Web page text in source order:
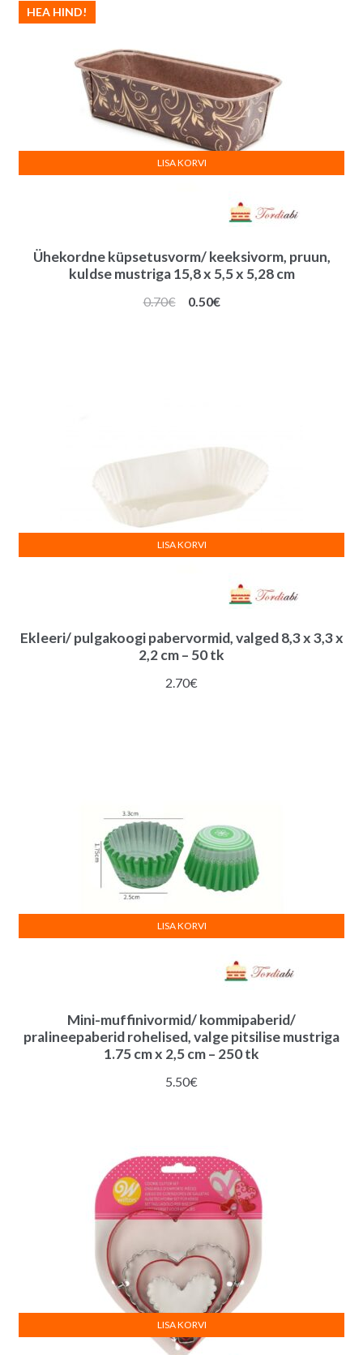
Ühekordne küpsetusvorm/ keeksivorm, pruun,
kuldse mustriga 15,8 x 5,5 x 5,28 cm
HEA HIND!
0.70€
Algne
0.50€Praegune
LISA KORVI
Ekleeri/ pulgakoogi pabervormid, valged 8,3 x 3,3 x
2,2 cm – 50 tk
2.70€
LISA KORVI
Mini-muffinivormid/ kommipaberid/
pralineepaberid rohelised, valge pitsilise mustriga
1.75 cm x 2,5 cm – 250 tk
5.50€
LISA KORVI
LISA KORVI